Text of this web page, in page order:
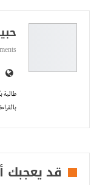
طالبة
قد يعجبك